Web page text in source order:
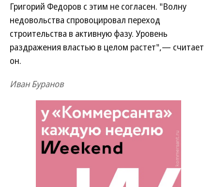
Григорий Федоров с этим не согласен. "Волну
недовольства спровоцировал переход
строительства в активную фазу. Уровень
раздражения властью в целом растет",— считает
он.
Иван Буранов